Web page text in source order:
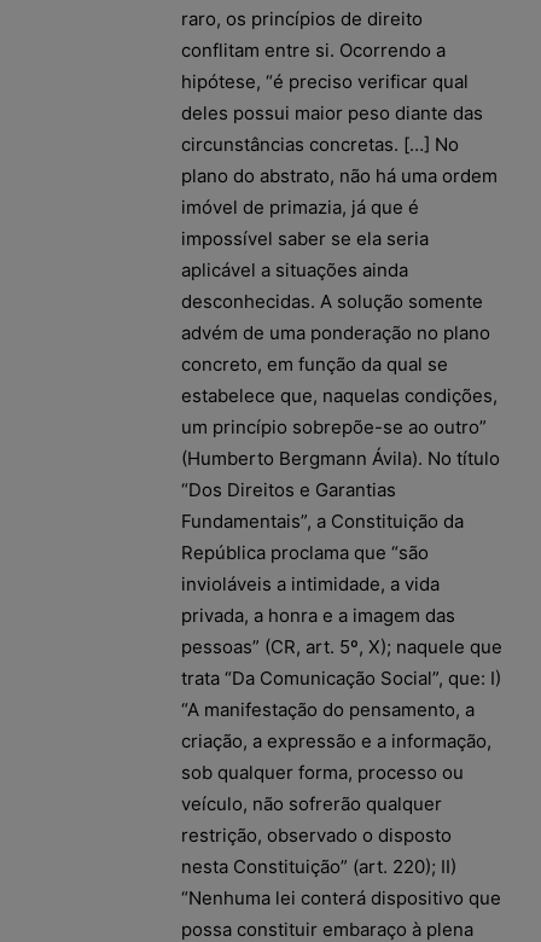
raro, os princípios de direito
conflitam entre si. Ocorrendo a
hipótese, “é preciso verificar qual
deles possui maior peso diante das
circunstâncias concretas. […] No
plano do abstrato, não há uma ordem
imóvel de primazia, já que é
impossível saber se ela seria
aplicável a situações ainda
desconhecidas. A solução somente
advém de uma ponderação no plano
concreto, em função da qual se
estabelece que, naquelas condições,
um princípio sobrepõe-se ao outro”
(Humberto Bergmann Ávila). No título
“Dos Direitos e Garantias
Fundamentais”, a Constituição da
República proclama que “são
invioláveis a intimidade, a vida
privada, a honra e a imagem das
pessoas” (CR, art. 5º, X); naquele que
trata “Da Comunicação Social”, que: I)
“A manifestação do pensamento, a
criação, a expressão e a informação,
sob qualquer forma, processo ou
veículo, não sofrerão qualquer
restrição, observado o disposto
nesta Constituição” (art. 220); II)
“Nenhuma lei conterá dispositivo que
possa constituir embaraço à plena